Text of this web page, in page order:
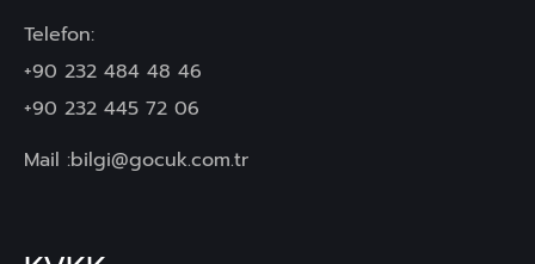
Telefon:
+90 232 484 48 46
+90 232 445 72 06
Mail :bilgi@gocuk.com.tr